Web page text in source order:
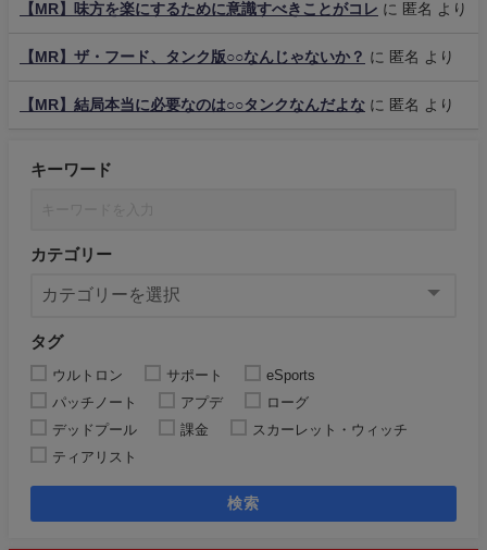
【MR】味方を楽にするために意識すべきことがコレ に 匿名 より
【MR】ザ・フード、タンク版○○なんじゃないか？ に 匿名 より
【MR】結局本当に必要なのは○○タンクなんだよな に 匿名 より
キーワード
カテゴリー
タグ
ウルトロン サポート
eSports
パッチノート
アプデ
ローグ
デッドプール
課金
スカーレット・ウィッチ
ティアリスト
検索